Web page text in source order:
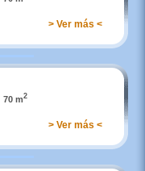
> Ver más <
70 m2
> Ver más <